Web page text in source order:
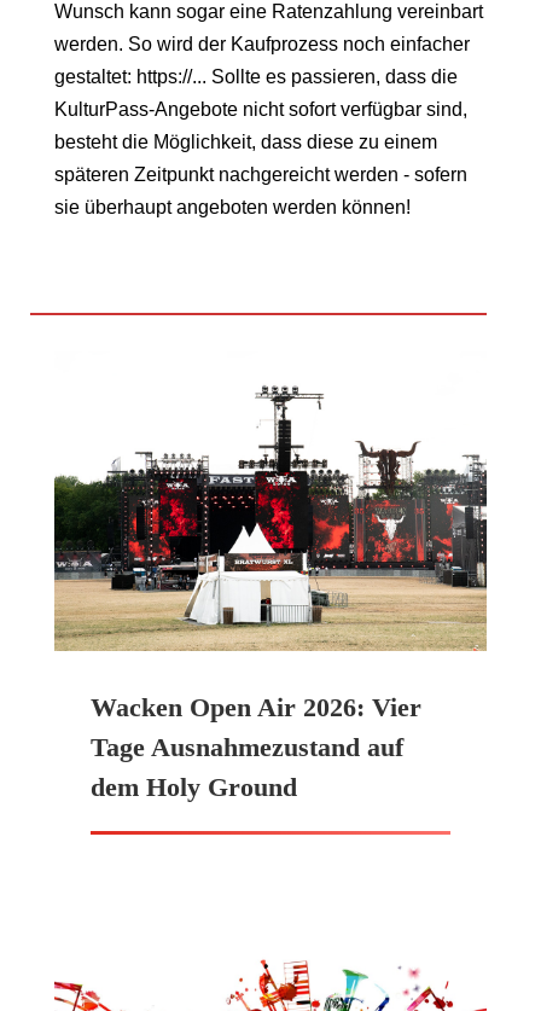
Wunsch kann sogar eine Ratenzahlung vereinbart
werden. So wird der Kaufprozess noch einfacher
gestaltet: https://... Sollte es passieren, dass die
KulturPass-Angebote nicht sofort verfügbar sind,
besteht die Möglichkeit, dass diese zu einem
späteren Zeitpunkt nachgereicht werden - sofern
sie überhaupt angeboten werden können!
Wacken Open Air 2026: Vier
Tage Ausnahmezustand auf
dem Holy Ground